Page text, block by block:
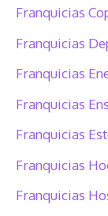
Franquicias
Franquicias
Franquicias
Franquicias
Franquicias
Franquicias
Franquicias